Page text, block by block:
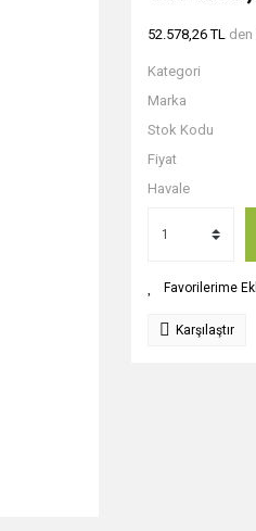
52.578,26 TL den
Kategori
Marka
Stok Kodu
Fiyat
Havale
Karşılaştır